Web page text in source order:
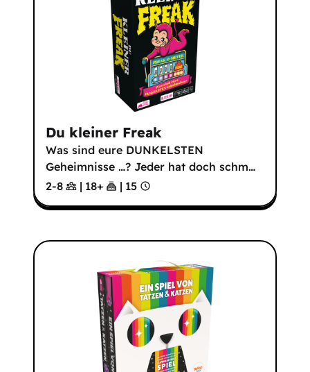
Du kleiner Freak
Was sind eure DUNKELSTEN
Geheimnisse …? Jeder hat doch schm…
2-8
| 18+ | 15